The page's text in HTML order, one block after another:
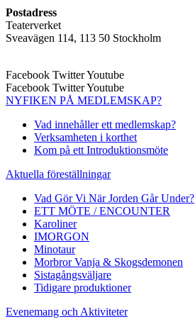
Postadress
Teaterverket
Sveavägen 114, 113 50 Stockholm
Facebook TwitterYoutube
Facebook TwitterYoutube
NYFIKEN PÅ MEDLEMSKAP?
Vad innehåller ett medlemskap?
Verksamheten i korthet
Kom på ett Introduktionsmöte
Aktuella föreställningar
Vad Gör Vi När Jorden Går Under?
ETT MÖTE / ENCOUNTER
Karoliner
IMORGON
Minotaur
Morbror Vanja & Skogsdemonen
Sistagångsväljare
Tidigare produktioner
Evenemang och Aktiviteter